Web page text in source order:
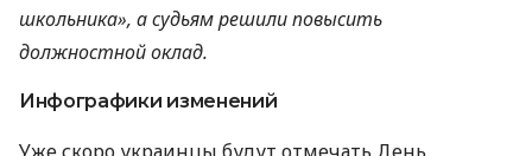
школьника», а судьям решили повысить
должностной оклад.
Инфографики изменений
Уже скоро украинцы будут отмечать День